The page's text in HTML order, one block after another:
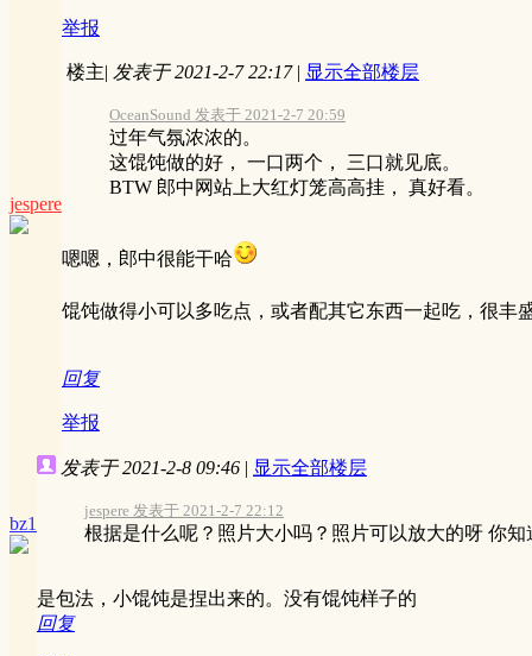
举报
jespere
楼主| 发表于 2021-2-7 22:17 | 显示全部楼层
OceanSound 发表于 2021-2-7 20:59
过年气氛浓浓的。
这馄饨做的好， 一口两个， 三口就见底。
BTW 郎中网站上大红灯笼高高挂， 真好看。
嗯嗯，郎中很能干哈
馄饨做得小可以多吃点，或者配其它东西一起吃，很丰
回复
举报
bz1
发表于 2021-2-8 09:46 | 显示全部楼层
jespere 发表于 2021-2-7 22:12
根据是什么呢？照片大小吗？照片可以放大的呀 你
是包法，小馄饨是捏出来的。没有馄饨样子的
回复